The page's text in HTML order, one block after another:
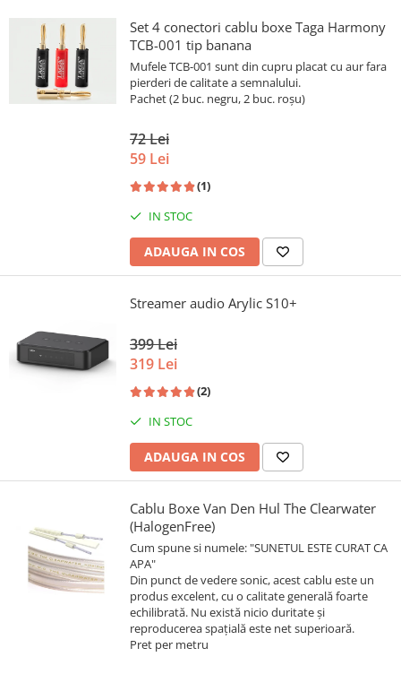
Set 4 conectori cablu boxe Taga Harmony
TCB-001 tip banana
Mufele TCB-001 sunt din cupru placat cu aur fara
pierderi de calitate a semnalului.
Pachet (2 buc. negru, 2 buc. roșu)
72 Lei
59 Lei
(1)
IN STOC
ADAUGA IN COS
Streamer audio Arylic S10+
399 Lei
319 Lei
(2)
IN STOC
ADAUGA IN COS
Cablu Boxe Van Den Hul The Clearwater
(HalogenFree)
Cum spune si numele: "SUNETUL ESTE CURAT CA
APA"
Din punct de vedere sonic, acest cablu este un
produs excelent, cu o calitate generală foarte
echilibrată. Nu există nicio duritate și
reproducerea spațială este net superioară.
Pret per metru